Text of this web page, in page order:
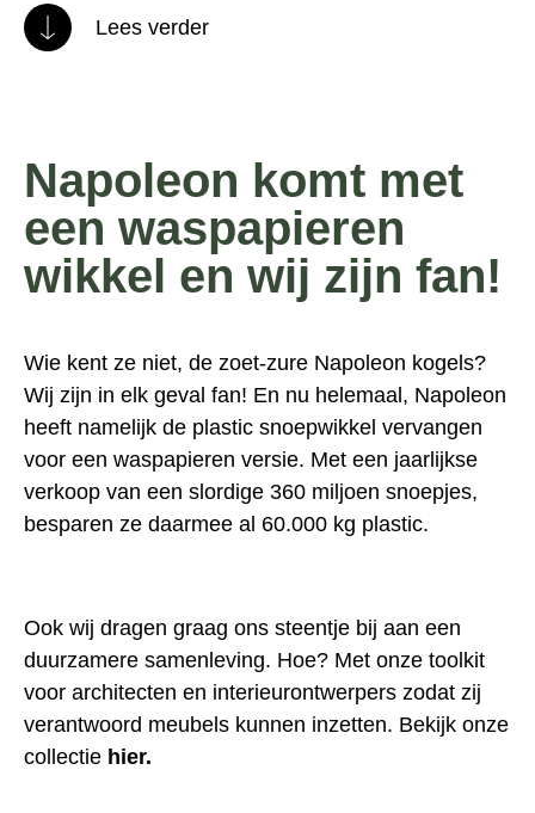
Lees verder
Napoleon komt met
een waspapieren
wikkel en wij zijn fan!
Wie kent ze niet, de zoet-zure Napoleon kogels?
Wij zijn in elk geval fan! En nu helemaal, Napoleon
heeft namelijk de plastic snoepwikkel vervangen
voor een waspapieren versie. Met een jaarlijkse
verkoop van een slordige 360 miljoen snoepjes,
besparen ze daarmee al 60.000 kg plastic.
Ook wij dragen graag ons steentje bij aan een
duurzamere samenleving. Hoe? Met onze toolkit
voor architecten en interieurontwerpers zodat zij
verantwoord meubels kunnen inzetten. Bekijk onze
collectie hier.